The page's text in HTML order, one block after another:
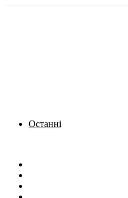
Останні